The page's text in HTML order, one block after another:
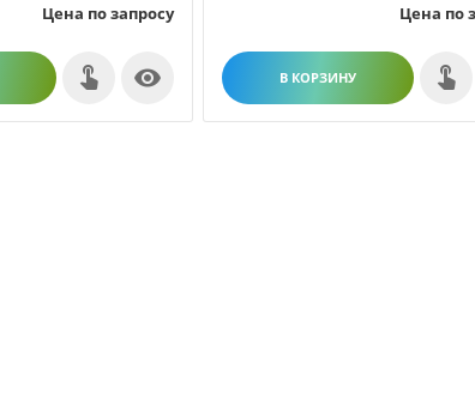
Цена по запросу

Цена по
В КОРЗИНУ